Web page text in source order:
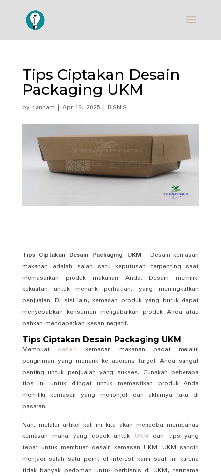
Tips Ciptakan Desain
Packaging UKM
by riannam | Apr 16, 2025 | BISNIS
Tips Ciptakan Desain Packaging UKM– Desain kemasan
makanan adalah salah satu keputusan terpenting saat
memasarkan produk makanan Anda. Desain memiliki
kekuatan untuk menarik perhatian, yang meningkatkan
penjualan. Di sisi lain, kemasan produk yang buruk dapat
menyebabkan konsumen mengabaikan produk Anda atau
bahkan mendapatkan kesan negatif.
Tips Ciptakan Desain Packaging UKM
Membuat desain kemasan makanan padat melalui
pengiriman yang menarik ke audiens target Anda sangat
penting untuk penjualan yang sukses. Gunakan beberapa
tips ini untuk diingat untuk memastikan produk Anda
memiliki kemasan yang menonjol dan akhirnya laku di
pasaran.
Nah, melalui artikel kali ini kita akan mencoba membahas
kemasan mana yang cocok untuk UKM dan tips yang
tepat untuk membuat desain kemasan UKM. UKM sendiri
menjadi salah satu point of interest kami saat ini karena
tidak banyak pedoman untuk berbisnis di UKM, terutama